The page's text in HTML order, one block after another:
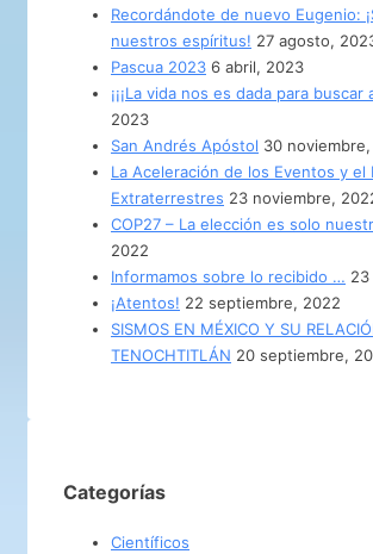
Recordándote de nuevo Eugenio:
nuestros espíritus! 27 agosto,
Pascua 2023 6 abril, 2023
¡¡¡La vida nos es dada para buscar
2023
San Andrés Apóstol 30
La Aceleración de los Eventos y el
Extraterrestres 23 noviembre,
COP27 – La elección es solo
2022
Informamos sobre lo recibido …
¡Atentos! 22 septiembre, 2022
SISMOS EN MÉXICO Y SU
TENOCHTITLÁN 20 septiembre,
Categorías
Científicos